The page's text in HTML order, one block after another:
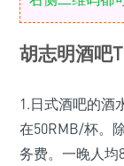
胡志明酒吧
1.日式酒吧的酒
在50RMB/杯。
务费。一晚人均